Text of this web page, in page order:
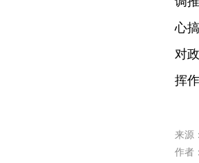
心
对
挥
来源
作者